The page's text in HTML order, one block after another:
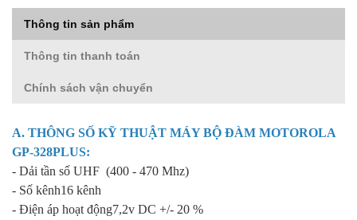
Thông tin sản phẩm
Thông tin thanh toán
Chính sách vận chuyển
A. THÔNG SỐ KỸ THUẬT MÁY BỘ ĐÀM MOTOROLA
GP-328PLUS:
- Dải tần số UHF (400 - 470 Mhz)
- Số kênh16 kênh
- Điện áp hoạt động7,2v DC +/- 20 %